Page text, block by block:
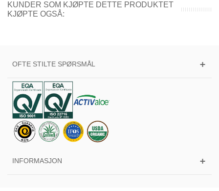
KUNDER SOM KJØPTE DETTE PRODUKTET
KJØPTE OGSÅ:
OFTE STILTE SPØRSMÅL
INFORMASJON